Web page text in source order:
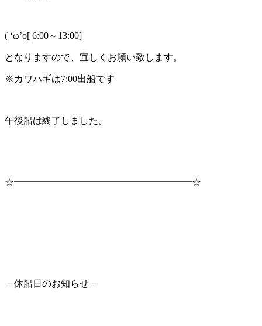
( ‘ω’o[ 6:00～13:00]
となりますので、宜しくお願い致します。
※カワハギは7:00出船です
午後船は終了しました。
☆━━━━━━━━━━━━━━━━━━━☆
－休船日のお知らせ－